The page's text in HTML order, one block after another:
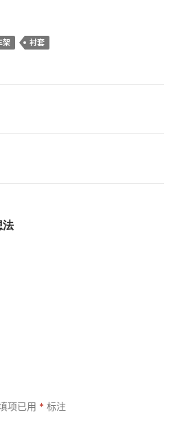
架 衬套
法
项已用 * 标注